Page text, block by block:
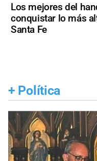
Los mejores del
conquistar lo más
Santa Fe
+ Política